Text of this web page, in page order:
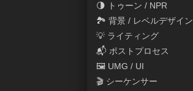
🌗 トゥーン / NPR
🏞 背景 / レベルデザイン
💡 ライティング
📬 ポストプロセス
🖼 UMG / UI
🎬 シーケンサー